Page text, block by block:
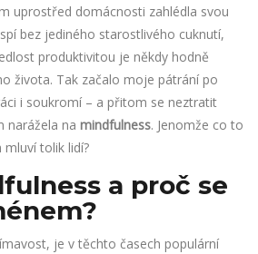
uprostřed domácnosti zahlédla svou
bez jediného starostlivého cuknutí,
produktivitou je někdy hodně
života. Tak začalo moje pátrání po
i soukromí – a přitom se neztratit
narážela na mindfulness. Jenomže co to
tolik lidí?
a proč se
je v těchto časech populární